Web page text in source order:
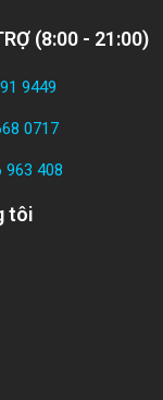
(8:00 - 21:00)
9449
0717
963 408
tôi